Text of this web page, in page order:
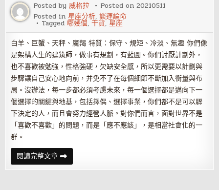
Posted by威格拉 Posted on20210511
Posted in 星座分析,談運論命
Tagged 哪幾個,干貨,星座
白羊、巨蟹、天秤、魔羯 特質：保守、規矩、冷淡、無趣 你們像
是架構人生的建筑師，做事有規劃，有藍圖。你們討厭計劃外，
也不喜歡被勉強，性格強硬，欠缺安全感，所以更需要以計劃與
步驟讓自己安心地向前，并免不了在每個細節不斷加入衡量與布
局。沒辦法，每一步都必須考慮未來，每一個選擇都是邁向下一
個選擇的關鍵與地基，包括擇偶、選擇事業，你們都不是可以驟
下決定的人，而且會努力經營人脈。對你們而言，面對世界不是
「喜歡不喜歡」的問題，而是「應不應該」，是相當社會化的一
群。
閱讀完整文章干
貨！
看